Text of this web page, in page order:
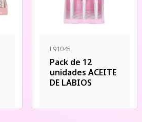
L91045
Pack de 12
unidades ACEITE
DE LABIOS